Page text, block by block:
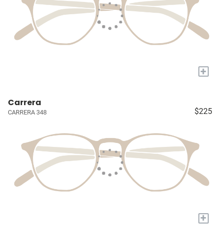
+
Carrera
CARRERA 348 $225
+